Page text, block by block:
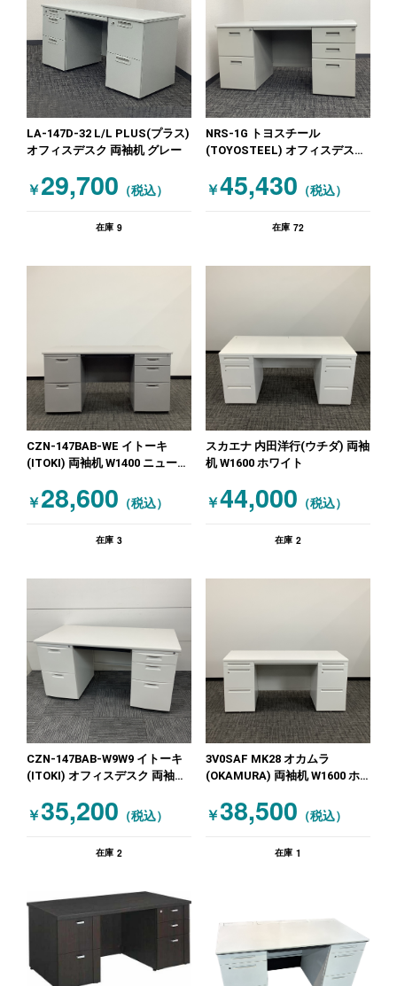
LA-147D-32 L/L PLUS(プラス)
オフィスデスク 両袖机 グレー
￥29,700 （税込）
在庫 9
NRS-1G トヨスチール
(TOYOSTEEL) オフィスデスク
ーグレー
￥45,430 （税込）
在庫 72
CZN-147BAB-WE イトーキ
(ITOKI) 両袖机 W1400 ニューグ
￥28,600 （税込）
在庫 3
スカエナ 内田洋行(ウチダ) 両袖
机 W1600 ホワイト
￥44,000 （税込）
在庫 2
CZN-147BAB-W9W9 イトーキ
(ITOKI) オフィスデスク 両袖机
￥35,200 （税込）
在庫 2
3V0SAF MK28 オカムラ
(OKAMURA) 両袖机 W1600 ホ
￥38,500 （税込）
在庫 1